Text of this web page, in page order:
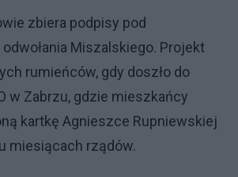
zbiera podpisy pod
Miszalskiego. Projekt
rumieńców, gdy doszło do
w Zabrzu, gdzie mieszkańcy
kartkę Agnieszce Rupniewskiej
miesiącach rządów.